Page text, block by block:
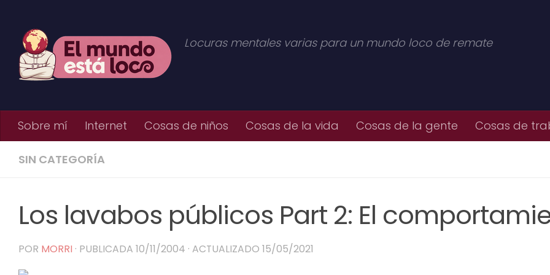
Locuras mentales varias para un mundo loco de remate
Sobre mí Internet Cosas de niños Cosas de la vida Cosas de la gente Cosas de
SIN CATEGORÍA
Los lavabos públicos Part 2: El
POR MORRI · PUBLICADA 10/11/2004 · ACTUALIZADO 15/05/2021